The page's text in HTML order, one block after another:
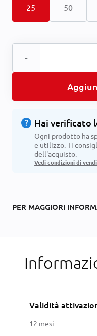
25 50
-
help Hai verificato
Ogni prodotto ha
e utilizzo. Ti
dell'acquisto.
Vedi condizioni di
PER MAGGIORI
Validità
12 mesi